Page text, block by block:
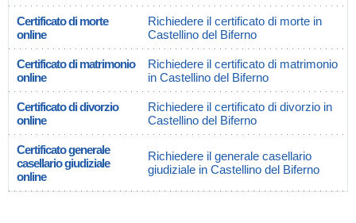
Certificato di morte
online
Richiedere il certificato di morte in
Castellino del Biferno
Certificato di matrimonio
online
Richiedere il certificato di matrimonio
in Castellino del Biferno
Certificato di divorzio
online
Richiedere il certificato di divorzio in
Castellino del Biferno
Certificato generale
casellario giudiziale
online
Richiedere il generale casellario
giudiziale in Castellino del Biferno